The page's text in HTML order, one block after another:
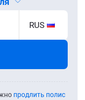
RUS
продлить полис